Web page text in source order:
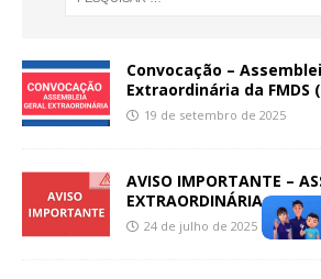
Convocação –
Extraordinária da FMDS
19 de setembro de 2025
AVISO IMPORTANTE –
EXTRAORDINÁRIA
24 de julho de 2025